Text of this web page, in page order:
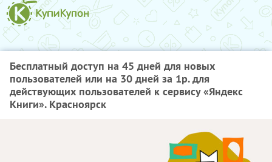
Бесплатный доступ на 45 дней для новых
пользователей или на 30 дней за 1р. для
действующих пользователей к сервису «Яндекс
Книги». Красноярск